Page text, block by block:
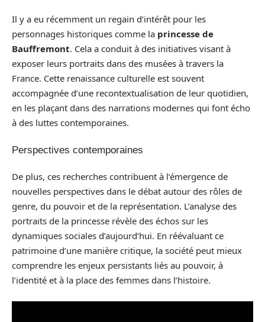
Il y a eu récemment un regain d’intérêt pour les
personnages historiques comme la princesse de
Bauffremont. Cela a conduit à des initiatives visant à
exposer leurs portraits dans des musées à travers la
France. Cette renaissance culturelle est souvent
accompagnée d’une recontextualisation de leur quotidien,
en les plaçant dans des narrations modernes qui font écho
à des luttes contemporaines.
Perspectives contemporaines
De plus, ces recherches contribuent à l’émergence de
nouvelles perspectives dans le débat autour des rôles de
genre, du pouvoir et de la représentation. L’analyse des
portraits de la princesse révèle des échos sur les
dynamiques sociales d’aujourd’hui. En réévaluant ce
patrimoine d’une manière critique, la société peut mieux
comprendre les enjeux persistants liés au pouvoir, à
l’identité et à la place des femmes dans l’histoire.